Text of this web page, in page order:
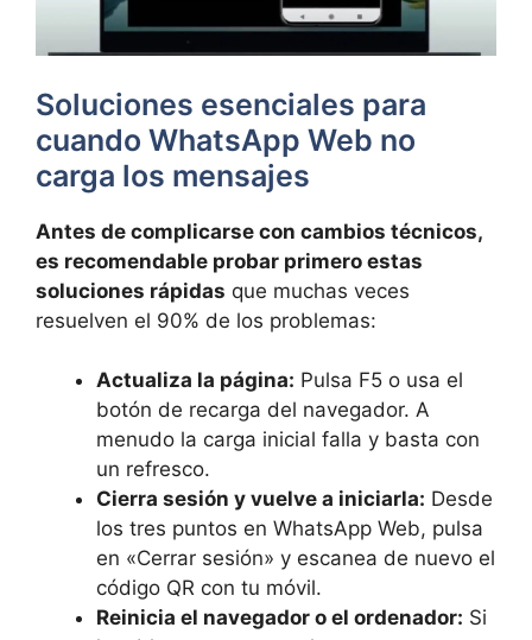
Soluciones esenciales para
cuando WhatsApp Web no
carga los mensajes
Antes de complicarse con cambios técnicos,
es recomendable probar primero estas
soluciones rápidas que muchas veces
resuelven el 90% de los problemas:
Actualiza la página: Pulsa F5 o usa el
botón de recarga del navegador. A
menudo la carga inicial falla y basta con
un refresco.
Cierra sesión y vuelve a iniciarla: Desde
los tres puntos en WhatsApp Web, pulsa
en «Cerrar sesión» y escanea de nuevo el
código QR con tu móvil.
Reinicia el navegador o el ordenador: Si